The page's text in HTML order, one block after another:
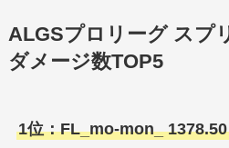
ALGSプロリーグ スプ
ダメージ数TOP5
1位：FL_mo-mon_ 1378.50